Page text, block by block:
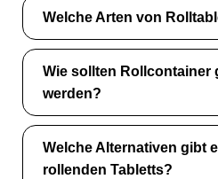
Welche Arten von
Wie sollten Rollcontainer
werden?
Welche Alternativen gibt
rollenden Tabletts?